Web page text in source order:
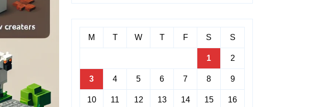
M T W T F S S
1 2
3 4 5 6 7 8 9
10 11 12 13 14 15 16